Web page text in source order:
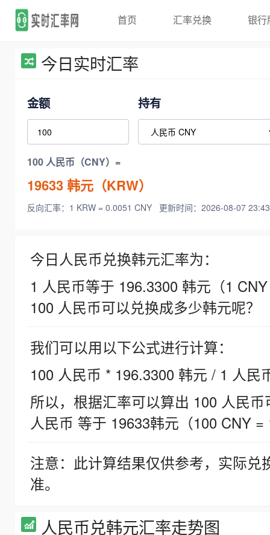
首页 汇率兑换 银行
今日实时汇率
金额 持有
100 人民币（CNY）=
19633韩元（KRW）
反向汇率：1 KRW = 0.0051 CNY 更新时间：2026-08-07
今日人民币兑换韩元汇率为：
1 人民币等于 196.3300 韩元（1
100 人民币可以兑换成多少韩元呢？
我们可以用以下公式进行计算：
100 人民币 * 196.3300 韩元 / 1 人民
所以，根据汇率可以算出 100 人民
人民币 等于 19633韩元（100 CNY =
注意：此计算结果仅供参考，实际
准。
人民币兑韩元汇率走势图